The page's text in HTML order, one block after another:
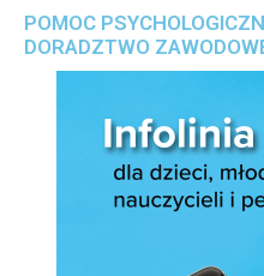
POMOC
DORADZTWO